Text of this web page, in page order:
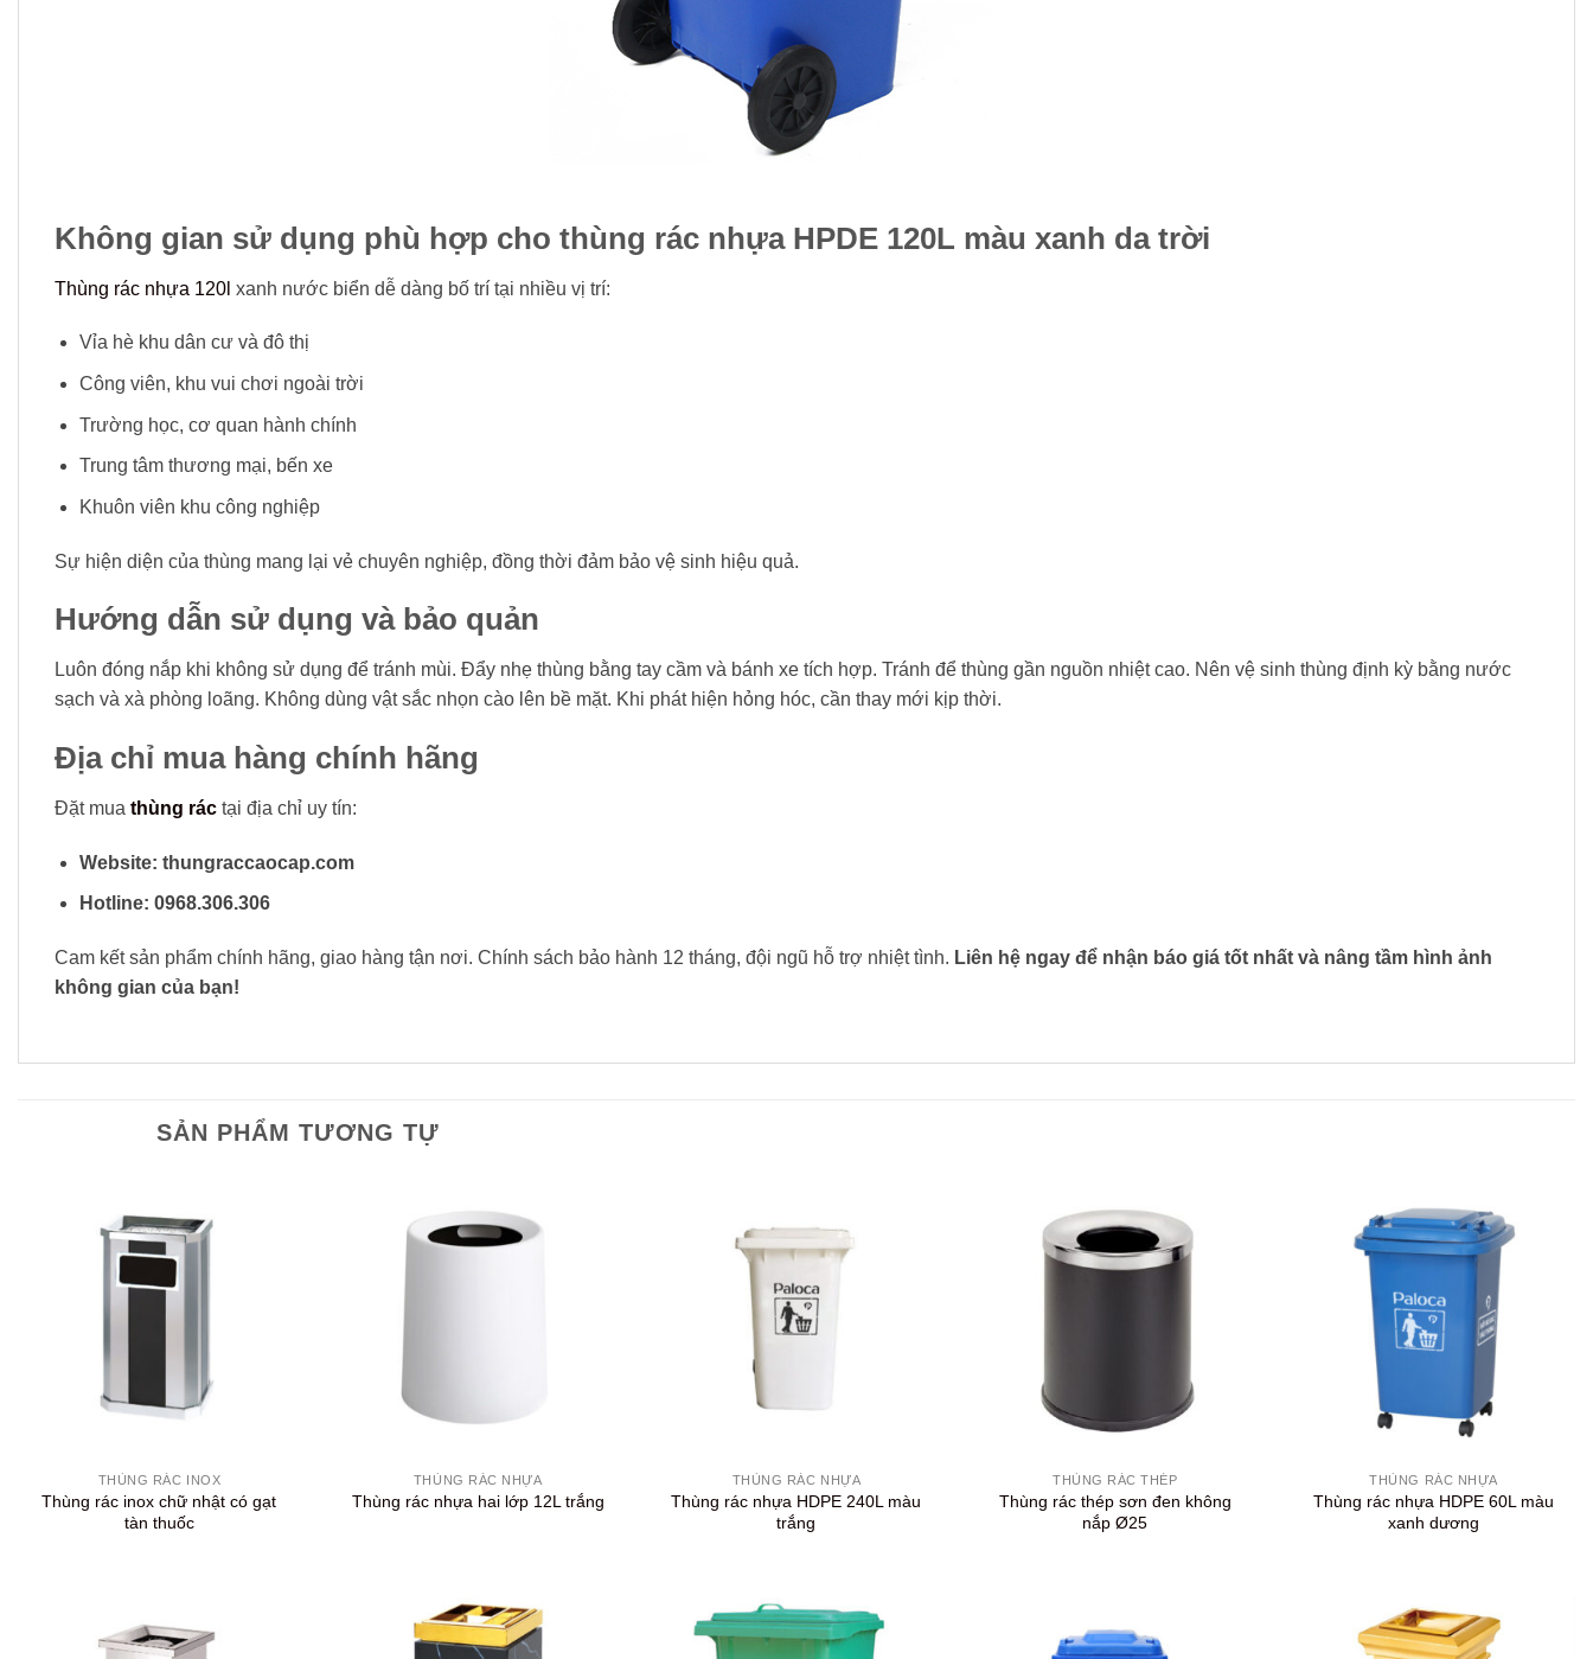
Không gian sử dụng phù hợp cho thùng rác nhựa HPDE 120L màu xanh da trời
Thùng rác nhựa 120l xanh nước biển dễ dàng bố trí tại nhiều vị trí:
Vỉa hè khu dân cư và đô thị
Công viên, khu vui chơi ngoài trời
Trường học, cơ quan hành chính
Trung tâm thương mại, bến xe
Khuôn viên khu công nghiệp
Sự hiện diện của thùng mang lại vẻ chuyên nghiệp, đồng thời đảm bảo vệ sinh hiệu quả.
Hướng dẫn sử dụng và bảo quản
Luôn đóng nắp khi không sử dụng để tránh mùi. Đẩy nhẹ thùng bằng tay cầm và bánh xe tích hợp. Tránh để thùng gần nguồn nhiệt cao. Nên vệ sinh thùng định kỳ bằng nước
sạch và xà phòng loãng. Không dùng vật sắc nhọn cào lên bề mặt. Khi phát hiện hỏng hóc, cần thay mới kịp thời.
Địa chỉ mua hàng chính hãng
Đặt mua thùng rác tại địa chỉ uy tín:
Website: thungraccaocap.com
Hotline: 0968.306.306
Cam kết sản phẩm chính hãng, giao hàng tận nơi. Chính sách bảo hành 12 tháng, đội ngũ hỗ trợ nhiệt tình. Liên hệ ngay để nhận báo giá tốt nhất và nâng tầm hình ảnh
không gian của bạn!
SẢN PHẨM TƯƠNG TỰ
THÙNG RÁC INOX
Thùng rác inox chữ nhật có gạt
tàn thuốc
THÙNG RÁC NHỰA
Thùng rác nhựa hai lớp 12L trắng
THÙNG RÁC NHỰA
Thùng rác nhựa HDPE 240L màu
trắng
THÙNG RÁC THÉP
Thùng rác thép sơn đen không
nắp Ø25
THÙNG RÁC NHỰA
Thùng rác nhựa HDPE 60L màu
xanh dương